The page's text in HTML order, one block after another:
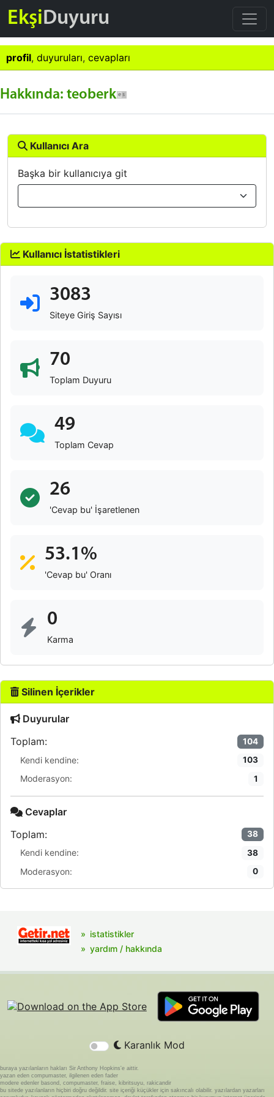
EkşiDuyuru
profil, duyuruları, cevapları
Hakkında: teoberk
Kullanıcı Ara
Başka bir kullanıcıya git
Kullanıcı İstatistikleri
3083
Siteye Giriş Sayısı
70
Toplam Duyuru
49
Toplam Cevap
26
'Cevap bu' İşaretlenen
53.1%
'Cevap bu' Oranı
0
Karma
Silinen İçerikler
Duyurular
Toplam:
104
Kendi kendine: 103
Moderasyon: 1
Cevaplar
Toplam:
38
Kendi kendine: 38
Moderasyon: 0
istatistikler
yardım / hakkında
Karanlık Mod
buraya yazılanların hakları Sir Anthony Hopkins'e aittir.
yazan eden compumaster, ilgilenen eden fader
modere edenler basond, compumaster, fraise, kibritsuyu, rakicandir
bu sitede yazılanların hiçbiri doğru değildir. site içeriği küçükler için sakıncalı olabilir. yazılardan yazarları